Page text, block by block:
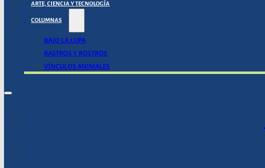
ARTE, CIENCIA Y TECNOLOGÍA
COLUMNAS
BAJO LA LUPA
RASTROS Y ROSTROS
VÍNCULOS ANIMALES